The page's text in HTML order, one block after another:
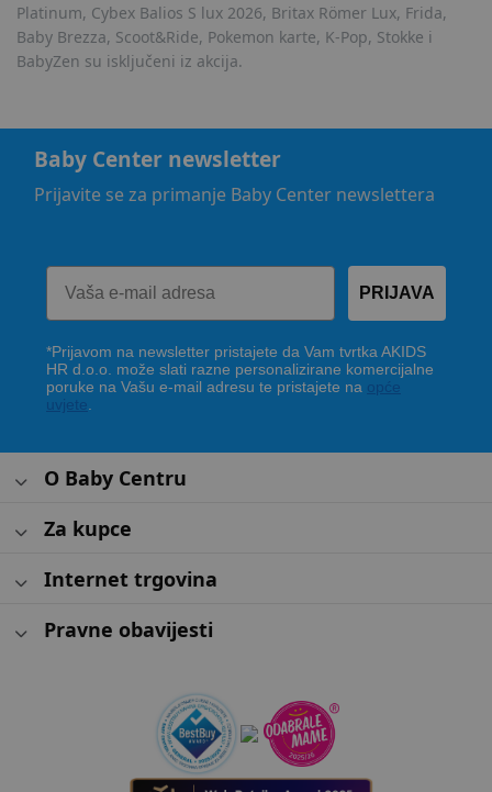
Platinum, Cybex Balios S lux 2026, Britax Römer Lux, Frida,
Baby Brezza, Scoot&Ride, Pokemon karte, K-Pop, Stokke i
BabyZen su isključeni iz akcija.
Baby Center newsletter
Prijavite se za primanje Baby Center newslettera
PRIJAVA
*Prijavom na newsletter pristajete da Vam tvrtka AKIDS
HR d.o.o. može slati razne personalizirane komercijalne
poruke na Vašu e-mail adresu te pristajete na opće
uvjete
O Baby Centru
Za kupce
Internet trgovina
Pravne obavijesti